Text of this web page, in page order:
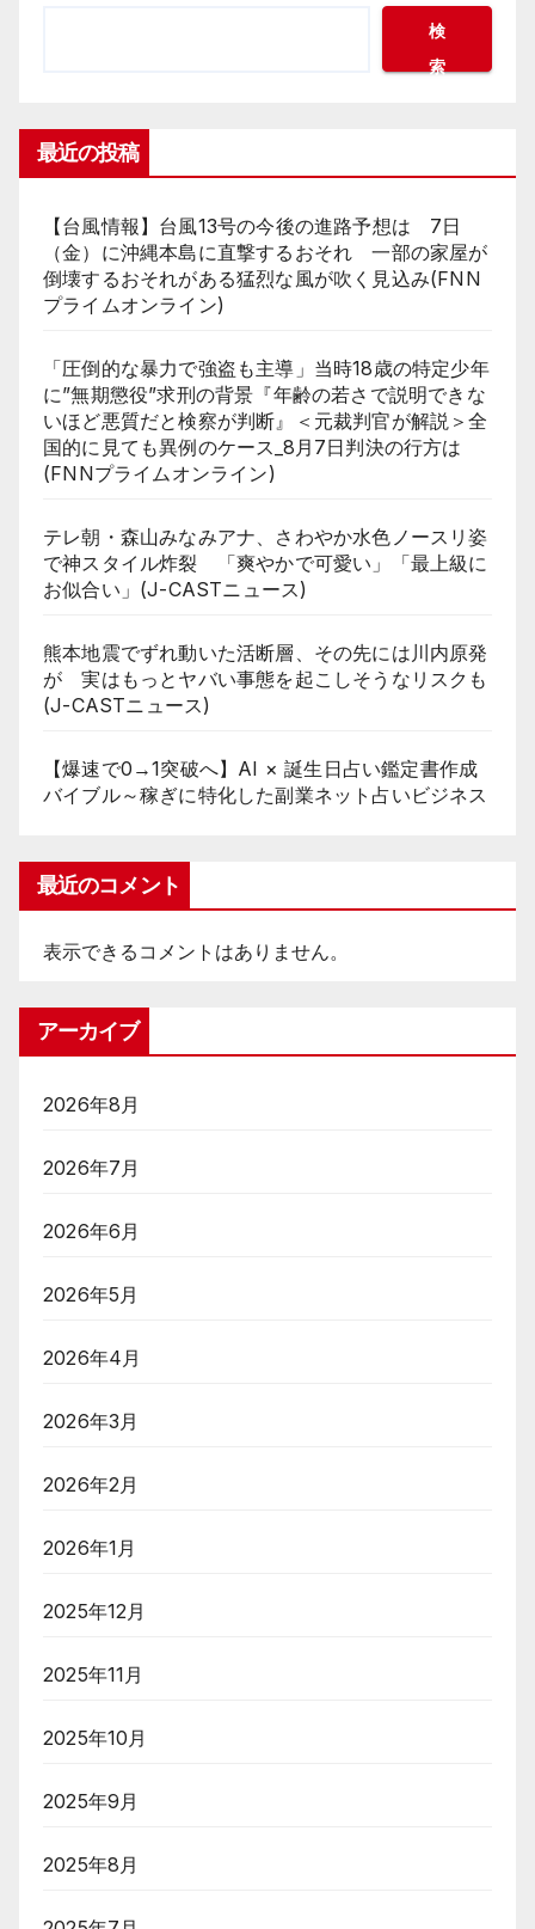
検
索
最近の投稿
【台風情報】台風13号の今後の進路予想は 7日
（金）に沖縄本島に直撃するおそれ 一部の家屋が
倒壊するおそれがある猛烈な風が吹く見込み(FNN
プライムオンライン)
「圧倒的な暴力で強盗も主導」当時18歳の特定少年
に”無期懲役”求刑の背景『年齢の若さで説明できな
いほど悪質だと検察が判断』＜元裁判官が解説＞全
国的に見ても異例のケース_8月7日判決の行方は
(FNNプライムオンライン)
テレ朝・森山みなみアナ、さわやか水色ノースリ姿
で神スタイル炸裂 「爽やかで可愛い」「最上級に
お似合い」(J-CASTニュース)
熊本地震でずれ動いた活断層、その先には川内原発
が 実はもっとヤバい事態を起こしそうなリスクも
(J-CASTニュース)
【爆速で0→1突破へ】AI × 誕生日占い鑑定書作成
バイブル～稼ぎに特化した副業ネット占いビジネス
最近のコメント
表示できるコメントはありません。
アーカイブ
2026年8月
2026年7月
2026年6月
2026年5月
2026年4月
2026年3月
2026年2月
2026年1月
2025年12月
2025年11月
2025年10月
2025年9月
2025年8月